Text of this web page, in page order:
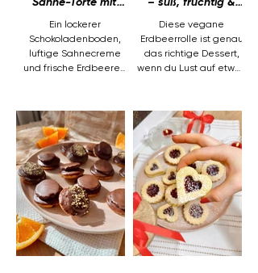
Ein lockerer
Schokoladenboden,
luftige Sahnecreme
und frische Erdbeeren
cremigen Highlight für
Geburtstage,
Kaffeetafeln oder
besondere Anlässe.
Sie schmeckt
schokoladig, frisch und
angenehm leicht –
genau das Richtige,
wenn du eine vegane
Torte backen möchtest,
die einfach gelingt und
Sommer!
Diese vegane
Erdbeerrolle ist genau
das richtige Dessert,
wenn du Lust auf etwas
Biskuit ist weich und
luftig, die Füllung
fruchtig und leicht und
durch die Kombination
aus Erdbeerkonfitüre,
frischen Erdbeeren und
veganer Sahnecreme
wird jede Scheibe
schön saftig. Am
besten schmeckt die
Erdbeerrolle gut